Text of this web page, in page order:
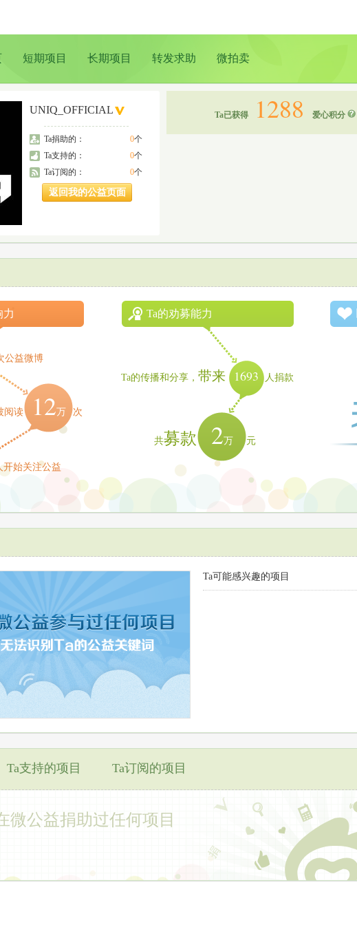
短期项目 长期项目 转发求助 微拍卖
UNIQ_OFFICIAL
0个
Ta捐助的：
0个
Ta支持的：
0个
Ta订阅的：
返回我的公益页面
Ta已获得 1288 爱心积分
力
公益微博
阅读 12万 次
开始关注公益
Ta的劝募能力
Ta的传播和分享， 带来 1693 人捐款
共募款 2万 元
Ta可能感兴趣的项目
Ta支持的项目 Ta订阅的项目
微公益捐助过任何项目